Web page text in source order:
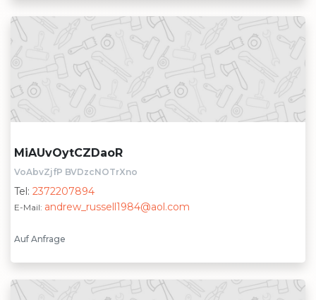
MiAUvOytCZDaoR
VoAbvZjfP BVDzcNOTrXno
Tel: 2372207894
E-Mail: andrew_russell1984@aol.com
Auf Anfrage